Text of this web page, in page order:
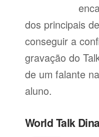
dos principais
conseguir a
gravação do
de um falante
aluno.
World Talk